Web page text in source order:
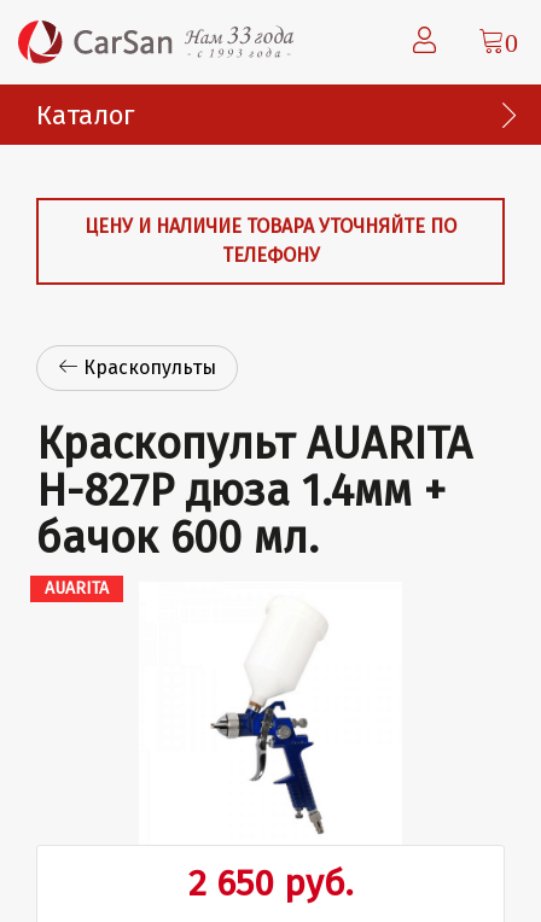
0
Каталог
ЦЕНУ И НАЛИЧИЕ ТОВАРА УТОЧНЯЙТЕ ПО
ТЕЛЕФОНУ
Краскопульты
Краскопульт AUARITA
H-827P дюза 1.4мм +
бачок 600 мл.
AUARITA
2 650 руб.